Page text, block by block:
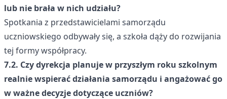
lub nie brała w nich udziału?
Spotkania z przedstawicielami samorządu
uczniowskiego odbywały się, a szkoła dąży do rozwijania
tej formy współpracy.
7.2. Czy dyrekcja planuje w przyszłym roku szkolnym
realnie wspierać działania samorządu i angażować go
w ważne decyzje dotyczące uczniów?